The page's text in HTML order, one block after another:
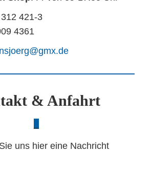
421-3
4361
& Anfahrt
uns hier eine Nachricht